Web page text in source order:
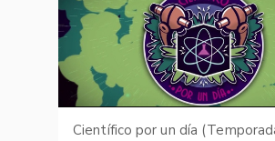
Científico por un día